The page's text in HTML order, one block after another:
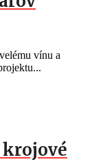
vínu a
krojové